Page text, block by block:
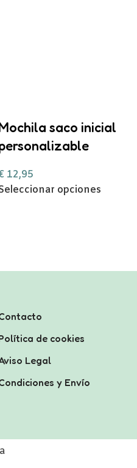
saco inicial
12,95
opciones
de cookies
Legal
y Envío